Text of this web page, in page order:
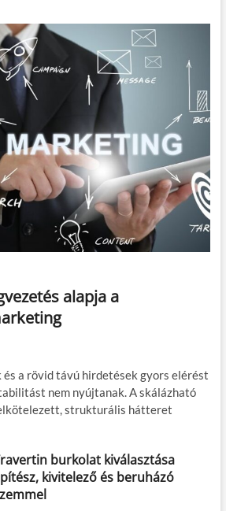
alapja a
és a rövid távú hirdetések gyors elérést
nem nyújtanak. A skálázható
strukturális hátteret
burkolat kiválasztása
kivitelező és beruházó